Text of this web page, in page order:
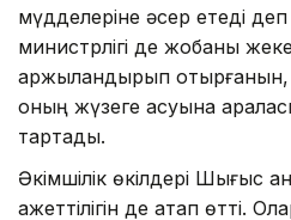
мүдделеріне әсер етеді
министрлігі де жобаны
қаржыландырып отырғанын,
оның жүзеге асуына
тартады.
Әкімшілік өкілдері Шығыс
қажеттілігін де атап өтті.